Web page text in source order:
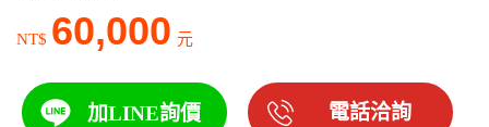
NT$ 60,000 元
加LINE詢價 電話洽詢